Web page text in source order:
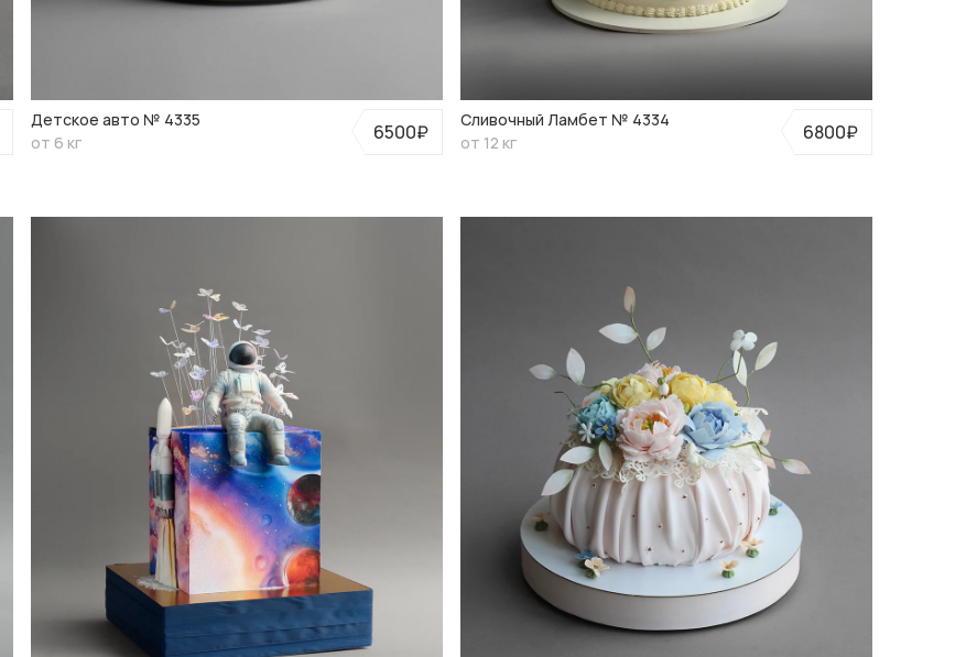
Детское авто № 4335
от 6 кг
6500₽
Сливочный Ламбет № 4334
от 12 кг
6800₽